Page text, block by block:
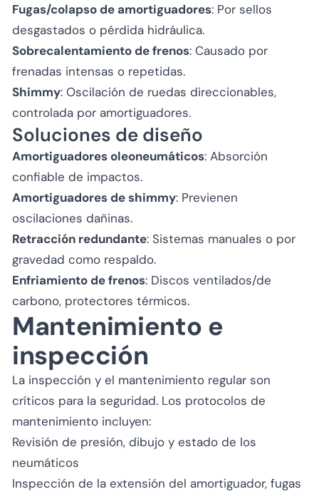
Fugas/colapso de amortiguadores: Por sellos
desgastados o pérdida hidráulica.
Sobrecalentamiento de frenos: Causado por
frenadas intensas o repetidas.
Shimmy: Oscilación de ruedas direccionables,
controlada por amortiguadores.
Soluciones de diseño
Amortiguadores oleoneumáticos: Absorción
confiable de impactos.
Amortiguadores de shimmy: Previenen
oscilaciones dañinas.
Retracción redundante: Sistemas manuales o por
gravedad como respaldo.
Enfriamiento de frenos: Discos ventilados/de
carbono, protectores térmicos.
Mantenimiento e
inspección
La inspección y el mantenimiento regular son
críticos para la seguridad. Los protocolos de
mantenimiento incluyen:
Revisión de presión, dibujo y estado de los
neumáticos
Inspección de la extensión del amortiguador, fugas